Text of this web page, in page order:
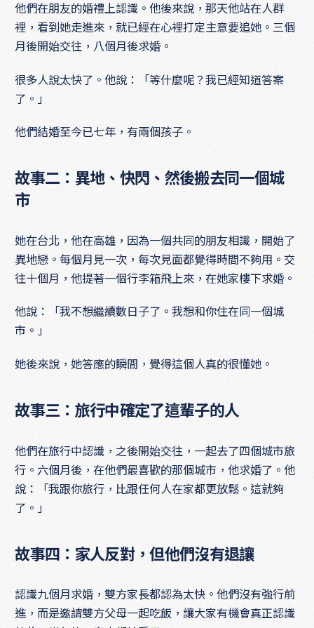
他們在朋友的婚禮上認識。他後來說，那天他站在人群
裡，看到她走進來，就已經在心裡打定主意要追她。三個
月後開始交往，八個月後求婚。
很多人說太快了。他說：「等什麼呢？我已經知道答案
了。」
他們結婚至今已七年，有兩個孩子。
故事二：異地、快閃、然後搬去同一個城
市
她在台北，他在高雄，因為一個共同的朋友相識，開始了
異地戀。每個月見一次，每次見面都覺得時間不夠用。交
往十個月，他提著一個行李箱飛上來，在她家樓下求婚。
他說：「我不想繼續數日子了。我想和你住在同一個城
市。」
她後來說，她答應的瞬間，覺得這個人真的很懂她。
故事三：旅行中確定了這輩子的人
他們在旅行中認識，之後開始交往，一起去了四個城市旅
行。六個月後，在他們最喜歡的那個城市，他求婚了。他
說：「我跟你旅行，比跟任何人在家都更放鬆。這就夠
了。」
故事四：家人反對，但他們沒有退讓
認識九個月求婚，雙方家長都認為太快。他們沒有強行前
進，而是邀請雙方父母一起吃飯，讓大家有機會真正認識